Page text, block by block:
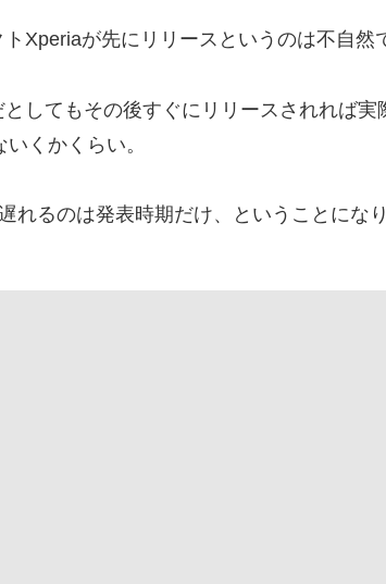
Xperiaが先にリリースというのは不自然
してもその後すぐにリリースされれば実
くかくらい。
れるのは発表時期だけ、ということになり